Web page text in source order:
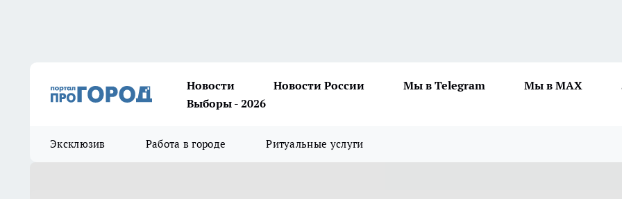
Новости Новости России Мы в Telegram Мы в MAX
Выборы - 2026
Эксклюзив Работа в городе Ритуальные услуги